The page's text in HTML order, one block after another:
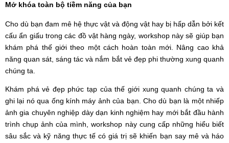
Mở khóa toàn bộ tiềm năng của bạn
Cho dù bạn đam mê hệ thực vật và động vật hay bị hấp dẫn bởi kết
cấu ẩn giấu trong các đồ vật hàng ngày, workshop này sẽ giúp bạn
khám phá thế giới theo một cách hoàn toàn mới. Nâng cao khả
năng quan sát, sáng tác và nắm bắt vẻ đẹp phi thường xung quanh
chúng ta.
Khám phá vẻ đẹp phức tạp của thế giới xung quanh chúng ta và
ghi lại nó qua ống kính máy ảnh của bạn. Cho dù bạn là một nhiếp
ảnh gia chuyên nghiệp dày dạn kinh nghiệm hay mới bắt đầu hành
trình chụp ảnh của mình, workshop này cung cấp những hiểu biết
sâu sắc và kỹ năng thực tế có giá trị sẽ khiến bạn say mê và háo